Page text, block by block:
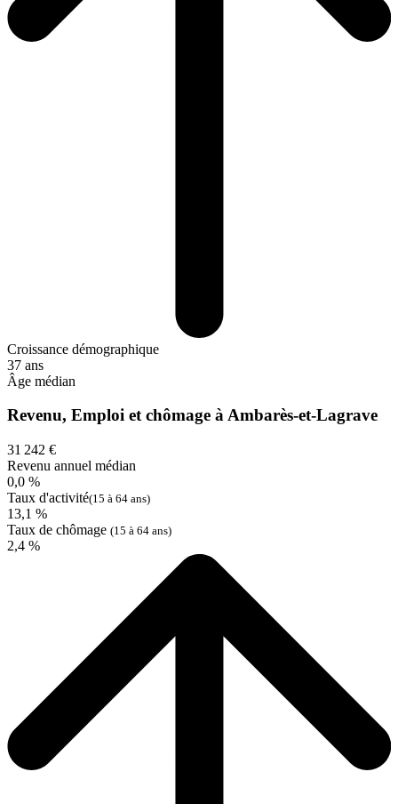
Croissance démographique
37 ans
Âge médian
Revenu, Emploi et chômage à Ambarès-et-Lagrave
31 242 €
Revenu annuel médian
0,0 %
Taux d'activité(15 à 64 ans)
13,1 %
Taux de chômage (15 à 64 ans)
2,4 %